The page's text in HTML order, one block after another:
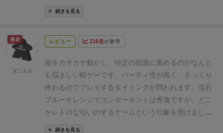
レイヤーがトントン叩いていると、部屋に物を入れる
微調整に聞こえて焦らされます。そこからの
だ、飽きますね。1つ部屋にそれらを収納させるワン
まりないです。自分が遊んだ時は、中盤の盛り上りが
ピークで1位と2点差がつくか2点差逃げ切ると遊ぶこ
とに作業感覚が出てきてしまいました。だけど、この
ゲームのアイディアはありそうでなかった感じがして
好きです。 個人的にこのゲームに何か面白そうな要素
を加えるのであれば、箱の中にある八つに区切られた
条件は変わりません。
多かったりと難易度を変えることはできます。
移動させにくいコマなど、コンポーネントはかなりこ
ルを確認しながら遊んだのですが、お試しプレイ的な
感じで終わってしまいました。
もっと遊ぶ人数が多け
れば競い合って面白くなるんじゃないかな。と思いま
したので、４人で遊んでみたいですね。
続きを見る
レビュー 216名が参考
箱をカサカサ動かし、特定の部屋に集めるのがなんと
も悩ましい軽ゲーです。 パーティ性が高く、さっくり
終わるのでプレイするタイミングが問われます。 流石
ブルーオレンジでコンポーネントは秀逸ですが、どこ
かレトロな匂いのするゲームという印象を受けまし
た。
続きを見る
勇者
ダニエル